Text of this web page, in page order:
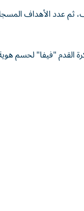
ثم عدد الأهداف
القدم "فيفا" لحسم